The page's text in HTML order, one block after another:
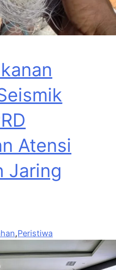
Atensi
Jaring
,Peristiwa